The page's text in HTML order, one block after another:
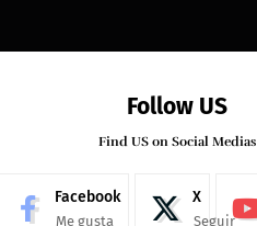
Follow US
Find US on Social Medias
Facebook
Me gusta
X
Seguir